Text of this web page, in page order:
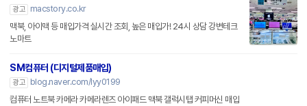
광고
macstory.co.kr
맥북, 아이맥 등 매입가격 실시간 조회, 높은 매입가! 24시 상담 강변테크
노마트
SM컴퓨터 (디지털제품매입)
광고
blog.naver.com/lyy0199
컴퓨터 노트북 카메라 카메라렌즈 아이패드 맥북 갤럭시탭 커피머신 매입